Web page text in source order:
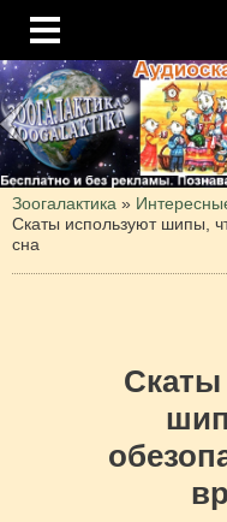
Зоогалактика »
Скаты используют шипы,
сна
Скаты